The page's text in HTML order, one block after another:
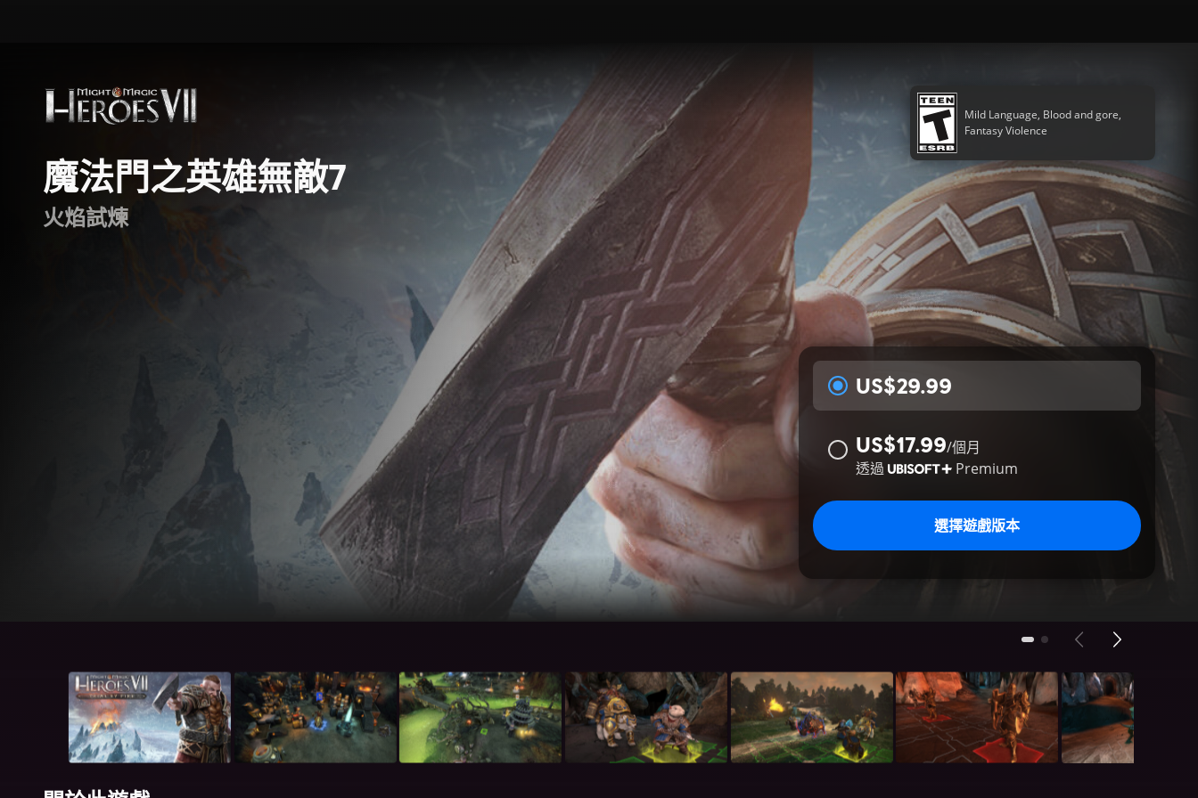
魔法門之英雄無敵7
火焰試煉
Mild Language, Blood and gore,
Fantasy Violence
US$29.99
US$17.99/個月
透過
Premium
選擇遊戲版本